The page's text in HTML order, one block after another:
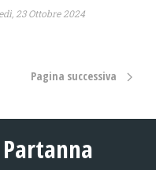
23 Ottobre 2024
Pagina successiva